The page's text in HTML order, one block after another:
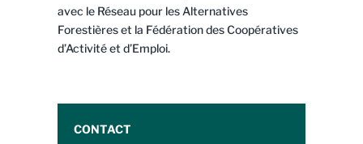
avec le Réseau pour les Alternatives
Forestières et la Fédération des Coopératives
d’Activité et d’Emploi.
CONTACT